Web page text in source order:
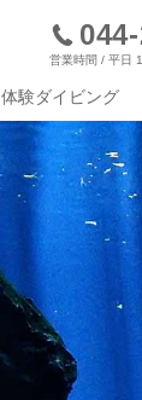
営業時間 / 平日
体験ダイビング